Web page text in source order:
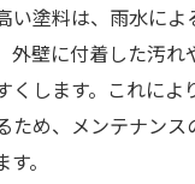
で後悔しないため
の高性能塗料選び
工事の流れと事前
い塗料は、雨水によ
外壁に付着した汚れ
くします。これによ
ため、メンテナンス
。